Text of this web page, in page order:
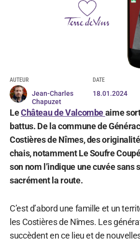
AUTEUR
Jean-Charles
Chapuzet
DATE
18.01.2024
LeChâteau de Valcombeaime
battus. De la commune de
Costières de Nîmes, des
chais, notamment Le Soufre
son nom l’indique une cuvée sans
sacrément la route.
C’est d’abord une famille et un
les Costières de Nîmes. Les
succèdent en ce lieu et de